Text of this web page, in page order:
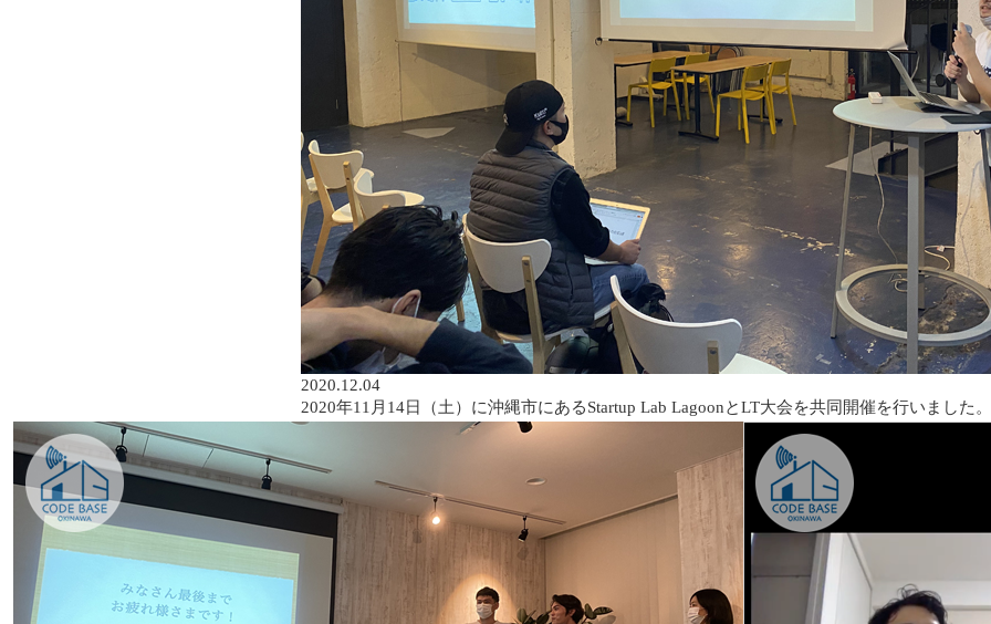
2020.12.04
2020年11月14日（土）に沖縄市にあるStartup Lab LagoonとLT大会を共同開催を行いました。